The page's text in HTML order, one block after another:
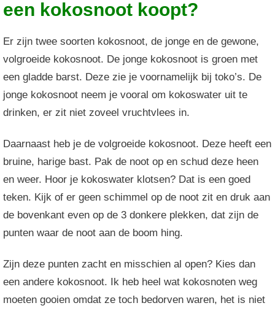
een kokosnoot koopt?
Er zijn twee soorten kokosnoot, de jonge en de gewone,
volgroeide kokosnoot. De jonge kokosnoot is groen met
een gladde barst. Deze zie je voornamelijk bij toko’s. De
jonge kokosnoot neem je vooral om kokoswater uit te
drinken, er zit niet zoveel vruchtvlees in.
Daarnaast heb je de volgroeide kokosnoot. Deze heeft een
bruine, harige bast. Pak de noot op en schud deze heen
en weer. Hoor je kokoswater klotsen? Dat is een goed
teken. Kijk of er geen schimmel op de noot zit en druk aan
de bovenkant even op de 3 donkere plekken, dat zijn de
punten waar de noot aan de boom hing.
Zijn deze punten zacht en misschien al open? Kies dan
een andere kokosnoot. Ik heb heel wat kokosnoten weg
moeten gooien omdat ze toch bedorven waren, het is niet